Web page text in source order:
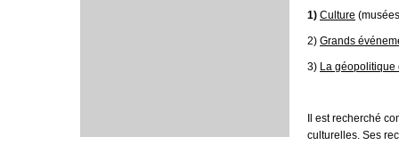
1) Culture
2) Grands é
3) La géopolitique
Il est recherché
culturelles. Ses